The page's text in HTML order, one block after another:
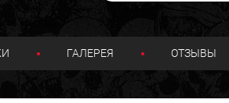
ГАЛЕРЕЯ ОТЗЫВЫ